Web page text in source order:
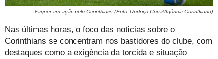
Fagner em ação pelo Corinthians (Foto: Rodrigo Coca/Agência Corinthians)
Nas últimas horas, o foco das notícias sobre o
Corinthians se concentram nos bastidores do clube, com
destaques como a exigência da torcida e situação